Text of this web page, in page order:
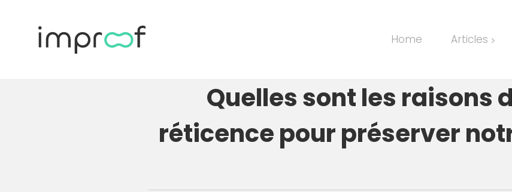
Home Articles >
Quelles sont les raisons
réticence pour préserver